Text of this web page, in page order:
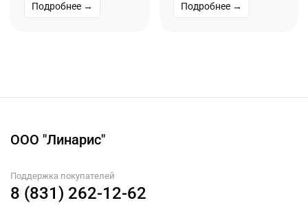
Подробнее → Подробнее →
ООО "Линарис"
Поддержка покупателей
8 (831) 262-12-62